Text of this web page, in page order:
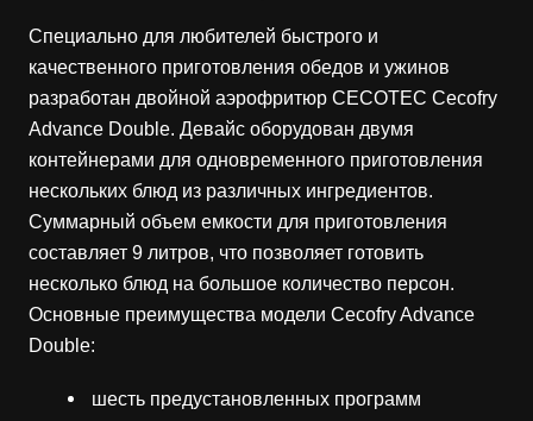
Специально для любителей быстрого и
качественного приготовления обедов и ужинов
разработан двойной аэрофритюр CECOTEC Cecofry
Advance Double. Девайс оборудован двумя
контейнерами для одновременного приготовления
нескольких блюд из различных ингредиентов.
Суммарный объем емкости для приготовления
составляет 9 литров, что позволяет готовить
несколько блюд на большое количество персон.
Основные преимущества модели Cecofry Advance
Double:
шесть предустановленных программ